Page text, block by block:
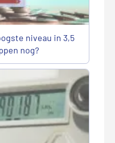
niveau in 3,5
nog?